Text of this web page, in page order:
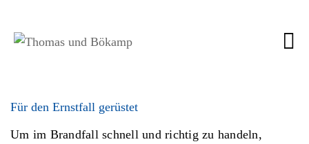
Für den Ernstfall gerüstet
Um im Brandfall schnell und richtig zu handeln,